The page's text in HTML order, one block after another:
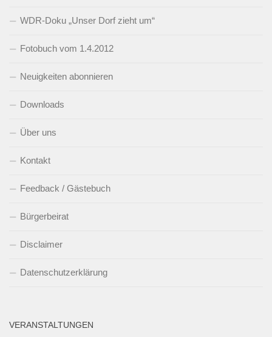
WDR-Doku „Unser Dorf zieht um“
Fotobuch vom 1.4.2012
Neuigkeiten abonnieren
Downloads
Über uns
Kontakt
Feedback / Gästebuch
Bürgerbeirat
Disclaimer
Datenschutzerklärung
VERANSTALTUNGEN